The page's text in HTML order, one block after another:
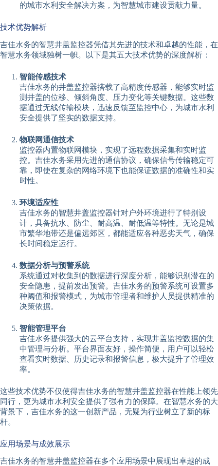
的城市水利安全解决方案，为智慧城市建设贡献力量。
技术优势解析
吉佳水务的智慧井盖监控器凭借其先进的技术和卓越的性能，在
智慧水务领域独树一帜。以下是其五大技术优势的深度解析：
智能传感技术
吉佳水务的井盖监控器搭载了高精度传感器，能够实时监
测井盖的位移、倾斜角度、压力变化等关键数据。这些数
据通过无线传输模块，迅速反馈至监控中心，为城市水利
安全提供了坚实的数据支持。
物联网通信技术
监控器内置物联网模块，实现了远程数据采集和实时监
控。吉佳水务采用先进的通信协议，确保信号传输稳定可
靠，即使在复杂的网络环境下也能保证数据的准确性和实
时性。
环境适应性
吉佳水务的智慧井盖监控器针对户外环境进行了特别设
计，具备抗水、防尘、耐高温、耐低温等特性。无论是城
市繁华地带还是偏远郊区，都能适应各种恶劣天气，确保
长时间稳定运行。
数据分析与预警系统
系统通过对收集到的数据进行深度分析，能够识别潜在的
安全隐患，提前发出预警。吉佳水务的预警系统可设置多
种阈值和报警模式，为城市管理者和维护人员提供精准的
决策依据。
智能管理平台
吉佳水务提供强大的云平台支持，实现井盖监控数据的集
中管理与分析。平台界面友好，操作简便，用户可以轻松
查看实时数据、历史记录和报警信息，极大提升了管理效
率。
这些技术优势不仅使得吉佳水务的智慧井盖监控器在性能上领先
同行，更为城市水利安全提供了强有力的保障。在智慧水务的大
背景下，吉佳水务的这一创新产品，无疑为行业树立了新的标
杆。
应用场景与成效展示
吉佳水务的智慧井盖监控器在多个应用场景中展现出卓越的成